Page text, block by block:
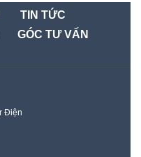
TIN TỨC
GÓC TƯ VẤN
Điện